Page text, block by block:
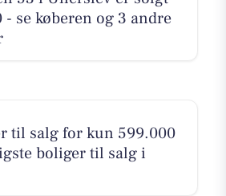
se køberen og 3 andre
til salg for kun 599.000
boliger til salg i